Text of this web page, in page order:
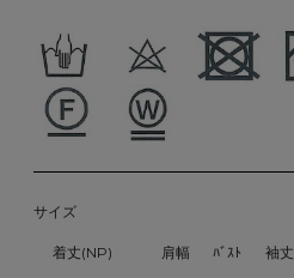
サイズ
着丈(NP) 肩幅 ﾊﾞｽﾄ 袖丈